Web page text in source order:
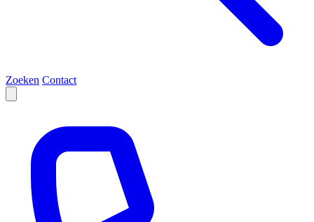
Zoeken Contact